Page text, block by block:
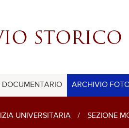
DOCUMENTARIO ARCHIVIO
UNIVERSITARIA / SEZIONE